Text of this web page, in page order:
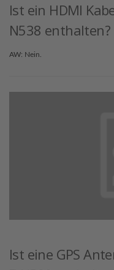
Ist ein HDMI
N538 enthalten?
AW: Nein.
Ist eine GPS